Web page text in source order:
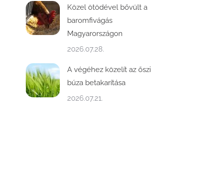
Közel ötödével bővült a
baromfivágás
Magyarországon
2026.07.28.
A végéhez közelít az őszi
búza betakarítása
2026.07.21.